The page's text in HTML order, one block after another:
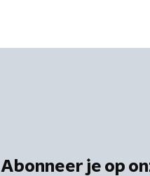
Abonneer je op